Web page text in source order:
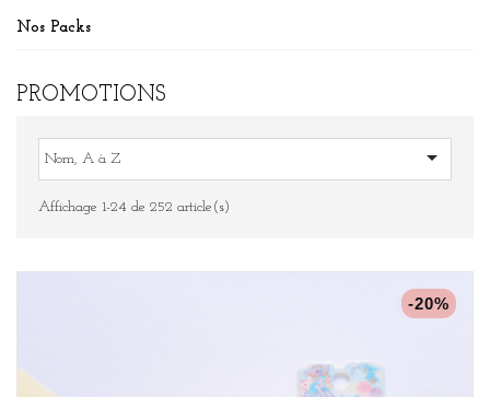
Nos Packs
PROMOTIONS
Nom, A à Z 
Affichage 1-24 de 252 article(s)
-20%